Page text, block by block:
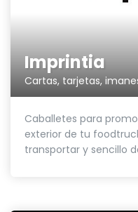
Imprintia
Caballetes para
exterior de tu
transportar y sencillo